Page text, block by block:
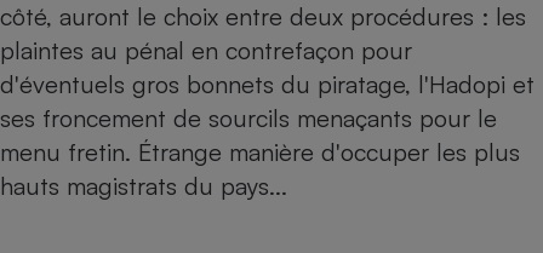
côté, auront le choix entre deux procédures : les
plaintes au pénal en contrefaçon pour
d'éventuels gros bonnets du piratage, l'Hadopi et
ses froncement de sourcils menaçants pour le
menu fretin. Étrange manière d'occuper les plus
hauts magistrats du pays...